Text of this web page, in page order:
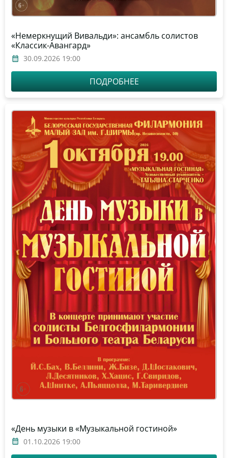
«Немеркнущий Вивальди»: ансамбль солистов
«Классик-Авангард»
30.09.2026 19:00
ПОДРОБНЕЕ
«День музыки в «Музыкальной гостиной»
01.10.2026 19:00